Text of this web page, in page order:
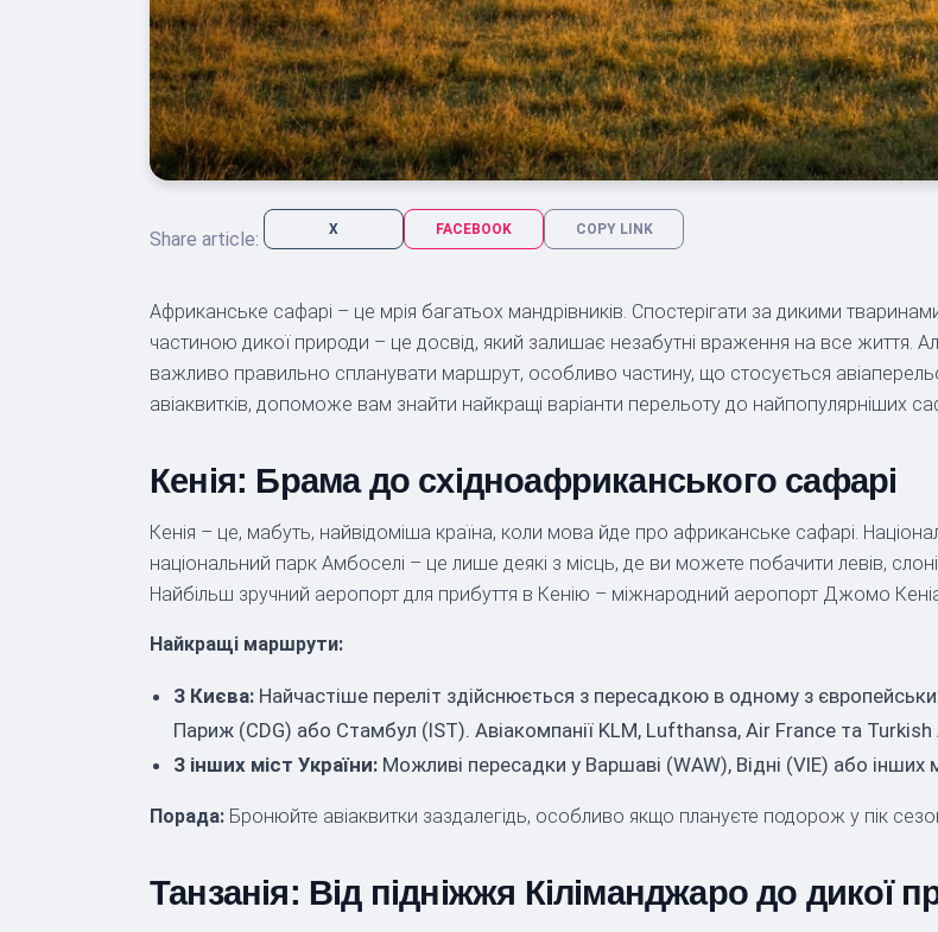
Share article: X FACEBOOK COPY LINK
Африканське сафарі – це мрія багатьох мандрівників. Спостерігати за дикими
частиною дикої природи – це досвід, який залишає незабутні враження на все
важливо правильно спланувати маршрут, особливо частину, що стосується
авіаквитків, допоможе вам знайти найкращі варіанти перельоту до найпопулярніших
Кенія: Брама до східноафриканського сафарі
Кенія – це, мабуть, найвідоміша країна, коли мова йде про африканське сафарі.
національний парк Амбоселі – це лише деякі з місць, де ви можете побачити левів,
Найбільш зручний аеропорт для прибуття в Кенію – міжнародний аеропорт Джомо
Найкращі маршрути:
З Києва: Найчастіше переліт здійснюється з пересадкою в одному з
Париж (CDG) або Стамбул (IST). Авіакомпанії KLM, Lufthansa, Air France та Turkish
З інших міст України: Можливі пересадки у Варшаві (WAW), Відні (VIE) або інших
Порада: Бронюйте авіаквитки заздалегідь, особливо якщо плануєте подорож у пік
Танзанія: Від підніжжя Кіліманджаро до дикої